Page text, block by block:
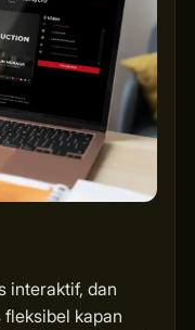
interaktif, dan
kapan